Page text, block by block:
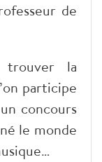
de
trouver la
participe
concours
le monde